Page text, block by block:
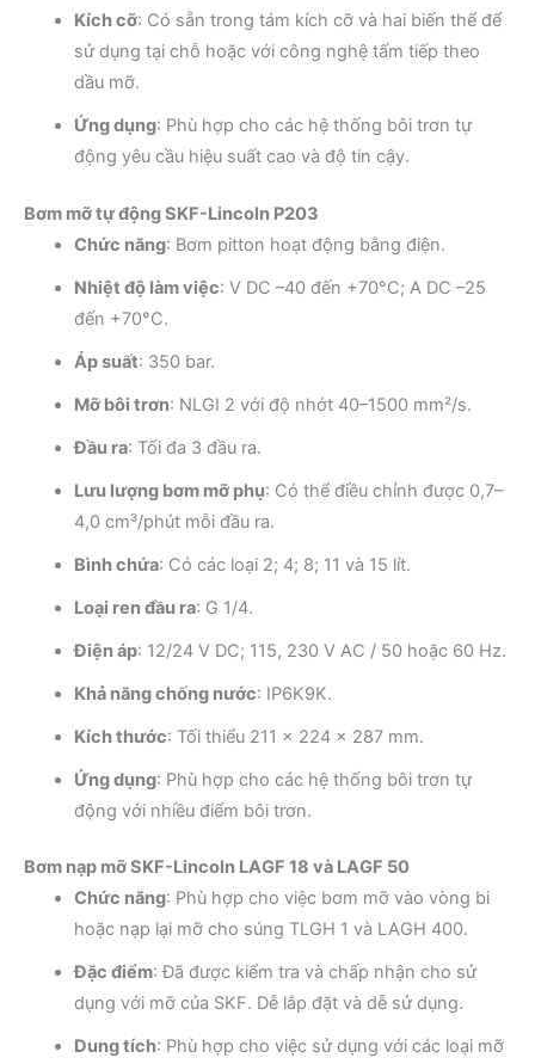
Kích cỡ: Có sẵn trong tám kích cỡ và hai biến thể để
sử dụng tại chỗ hoặc với công nghệ tấm tiếp theo
dầu mỡ.
Ứng dụng: Phù hợp cho các hệ thống bôi trơn tự
động yêu cầu hiệu suất cao và độ tin cậy.
Bơm mỡ tự động SKF-Lincoln P203
Chức năng: Bơm pitton hoạt động bằng điện.
Nhiệt độ làm việc: V DC –40 đến +70°C; A DC –25
đến +70°C.
Áp suất: 350 bar.
Mỡ bôi trơn: NLGI 2 với độ nhớt 40–1500 mm²/s.
Đầu ra: Tối đa 3 đầu ra.
Lưu lượng bơm mỡ phụ: Có thể điều chỉnh được 0,7–
4,0 cm³/phút mỗi đầu ra.
Bình chứa: Có các loại 2; 4; 8; 11 và 15 lít.
Loại ren đầu ra: G 1/4.
Điện áp: 12/24 V DC; 115, 230 V AC / 50 hoặc 60 Hz.
Khả năng chống nước: IP6K9K.
Kích thước: Tối thiểu 211 × 224 × 287 mm.
Ứng dụng: Phù hợp cho các hệ thống bôi trơn tự
động với nhiều điểm bôi trơn.
Bơm nạp mỡ SKF-Lincoln LAGF 18 và LAGF 50
Chức năng: Phù hợp cho việc bơm mỡ vào vòng bi
hoặc nạp lại mỡ cho súng TLGH 1 và LAGH 400.
Đặc điểm: Đã được kiểm tra và chấp nhận cho sử
dụng với mỡ của SKF. Dễ lắp đặt và dễ sử dụng.
Dung tích: Phù hợp cho việc sử dụng với các loại mỡ